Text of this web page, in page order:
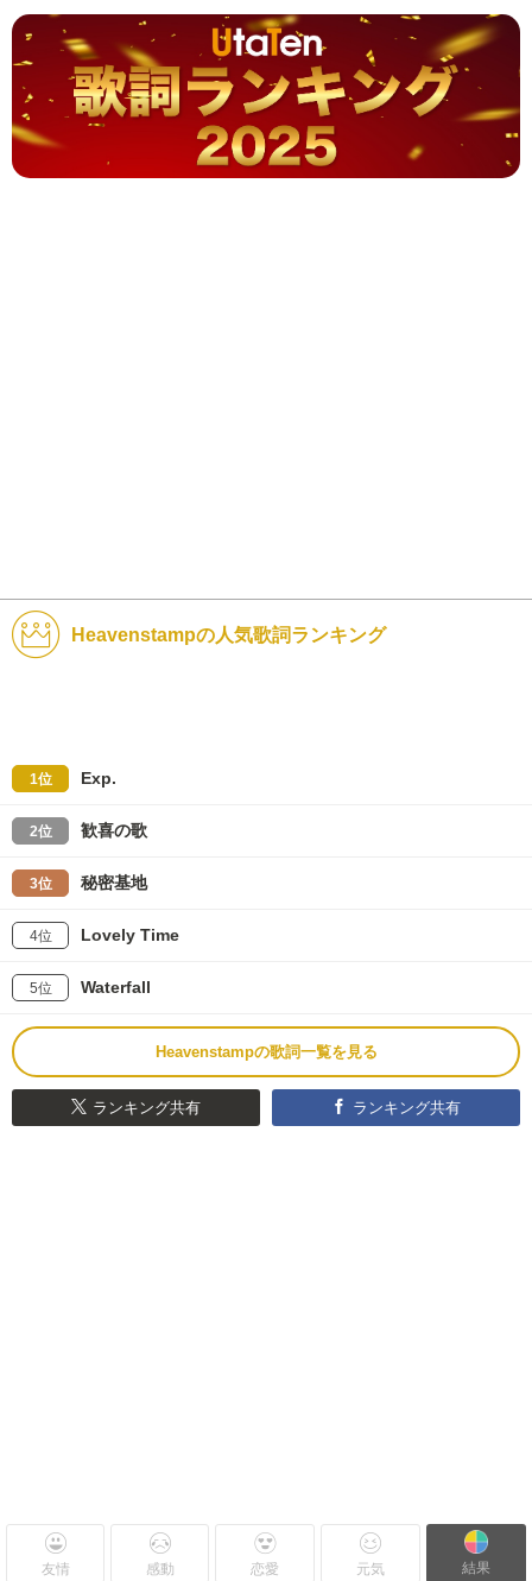
Heavenstampの人気歌詞ランキング
1位 Exp.
2位 歓喜の歌
3位 秘密基地
4位 Lovely Time
5位 Waterfall
Heavenstampの歌詞一覧を見る
ランキング共有 ランキング共有
友情 感動 恋愛 元気 結果